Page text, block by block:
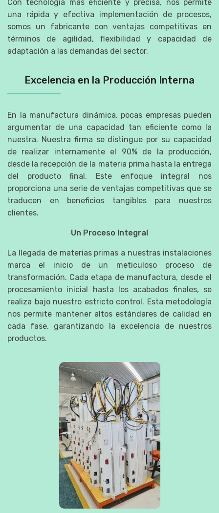
Con tecnología más eficiente y precisa, nos permite
una rápida y efectiva implementación de procesos,
somos un fabricante con ventajas competitivas en
términos de agilidad, flexibilidad y capacidad de
adaptación a las demandas del sector.
Excelencia en la Producción Interna
En la manufactura dinámica, pocas empresas pueden
argumentar de una capacidad tan eficiente como la
nuestra. Nuestra firma se distingue por su capacidad
de realizar internamente el 90% de la producción,
desde la recepción de la materia prima hasta la entrega
del producto final. Este enfoque integral nos
proporciona una serie de ventajas competitivas que se
traducen en beneficios tangibles para nuestros
clientes.
Un Proceso Integral
La llegada de materias primas a nuestras instalaciones
marca el inicio de un meticuloso proceso de
transformación. Cada etapa de manufactura, desde el
procesamiento inicial hasta los acabados finales, se
realiza bajo nuestro estricto control. Esta metodología
nos permite mantener altos estándares de calidad en
cada fase, garantizando la excelencia de nuestros
productos.